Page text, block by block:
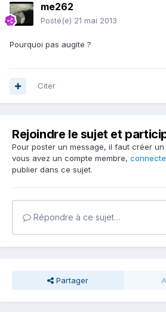
me262
Posté(e) 21 mai 2013
Pourquoi pas augite ?
Citer
Rejoindre le sujet et
Pour poster un message, il faut créer un
vous avez un compte membre,
publier dans ce sujet.
Répondre à ce sujet…
Partager